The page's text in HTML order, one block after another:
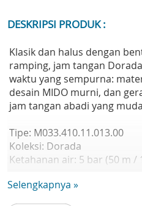
DESKRIPSI PRODUK :
Klasik dan halus dengan
ramping, jam tangan
waktu yang sempurna:
desain MIDO murni, dan
jam tangan abadi yang
Tipe: M033.410.11.013.00
Koleksi: Dorada
Ketahanan air: 5 bar (50 m /
Bentuk casing: Bulat
Selengkapnya »